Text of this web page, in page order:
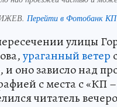
Перейти в Фотобанк КП
улицы
ураганный ветер
и оно зависло над
с места с «КП
читатель